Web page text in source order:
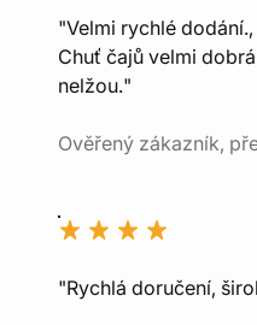
"Velmi rychlé
Chuť čajů velmi
nelžou."
Ověřený zákazník,
"Rychlá doručení,